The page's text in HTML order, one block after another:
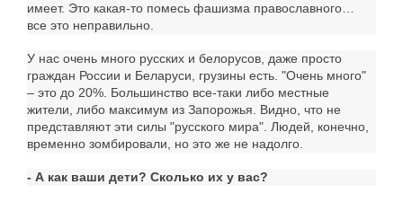
имеет. Это какая-то помесь фашизма православного…
все это неправильно.
У нас очень много русских и белорусов, даже просто
граждан России и Беларуси, грузины есть. "Очень много"
– это до 20%. Большинство все-таки либо местные
жители, либо максимум из Запорожья. Видно, что не
представляют эти силы "русского мира". Людей, конечно,
временно зомбировали, но это же не надолго.
- А как ваши дети? Сколько их у вас?